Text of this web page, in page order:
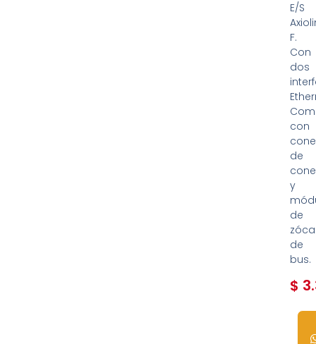
E/S
F.
Con
dos
con
de
y
de
de
bus.
$
1